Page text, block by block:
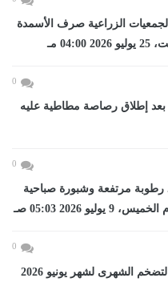
الزراعية صرف الأسمدة
مـ
0
بعد إطلاق رصاصة مطاطية عليه
0
الخميس 9 يوليو 2026.. رطوبة مرتفعة وشبورة صباحية
2026 05:03 صـ
0